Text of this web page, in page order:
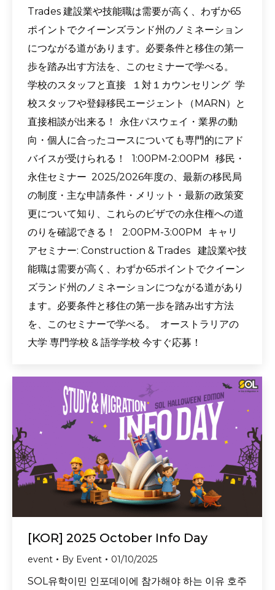
Trades 建設業や技能職は需要が高く、わずか65
ポイントでクイーンズランド州のノミネーション
につながる道があります。必要条件と移住の第一
歩を踏み出す方法を、このセミナーで学べる。
学校のスタッフと直接 １対１カウンセリング 学
校スタッフや登録移民エージェント（MARN）と
直接相談が出来る！ 永住パスウェイ・業界の動
向・個人に合ったコースについても専門的にアド
バイスが受けられる！ 1:00PM-2:00PM 移民・
永住セミナー 2025/2026年度の、最新の移民局
の制度・主な申請条件・メリット・最新の政策変
更について知り、これらのビザでの永住権への道
のりを確認できる！ 2:00PM-3:00PM キャリ
アセミナー: Construction & Trades 建設業や技
能職は需要が高く、わずか65ポイントでクイーン
ズランド州のノミネーションにつながる道があり
ます。必要条件と移住の第一歩を踏み出す方法
を、このセミナーで学べる。 オーストラリアの
大学 専門学校 & 語学学校 今すぐ応募！
[KOR] 2025 October Info Day
event By Event 01/10/2025
SOL유학이민 인포데이에 참가해야 하는 이유 호주